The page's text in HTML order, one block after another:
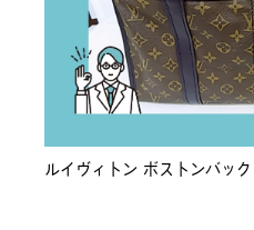
ルイヴィトン ボストンバッ